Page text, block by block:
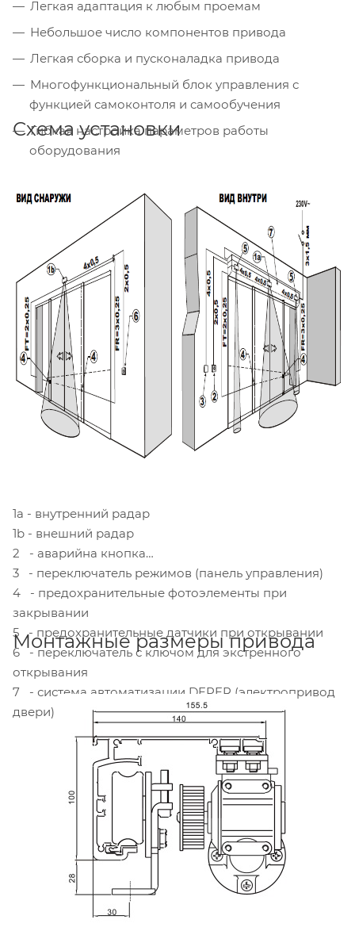
Легкая адаптация к любым проемам
Небольшое число компонентов привода
Легкая сборка и пусконаладка привода
Многофункциональный блок управления с
функцией самоконтоля и самообучения
Гибкая настройка параметров работы
оборудования
Схема установки
1а - внутренний радар
1b - внешний радар
2 - аварийна кнопка
3 - переключатель режимов (панель управления)
4 - предохранительные фотоэлементы при
закрывании
5 - предохранительные датчики при открывании
6 - переключатель с ключом для экстренного
открывания
7 - система автоматизации DEPER (электропривод
двери)
Монтажные размеры привода